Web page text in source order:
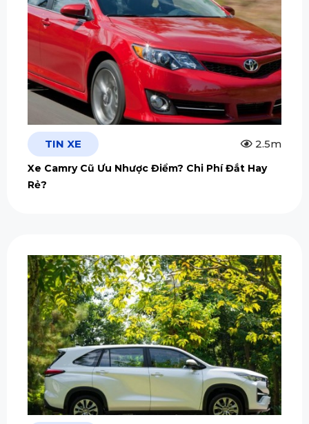
TIN XE 2.5m
Xe Camry Cũ Ưu Nhược Điểm? Chi Phí Đắt Hay
Rẻ?